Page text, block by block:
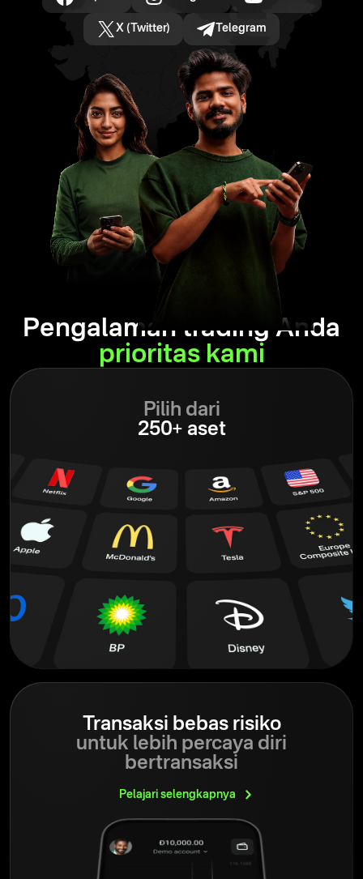
X (Twitter) Telegram
Pengalaman trading Anda
prioritas kami
Pilih dari
250+ aset
Transaksi bebas risiko
untuk lebih percaya diri
bertransaksi
Pelajari selengkapnya